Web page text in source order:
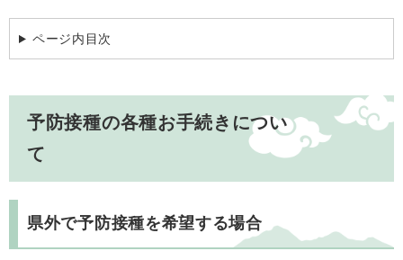
ページ内目次
予防接種の各種お手続きについ
て
県外で予防接種を希望する場合